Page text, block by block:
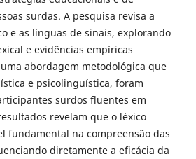
surdas. A pesquisa revisa a
e as línguas de sinais, explorando
e evidências empíricas
abordagem metodológica que
e psicolinguística, foram
surdos fluentes em
revelam que o léxico
fundamental na compreensão das
diretamente a eficácia da